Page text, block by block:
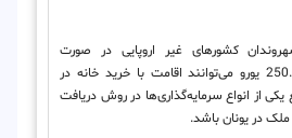
کشورهای غیر اروپایی در صورت
سرمایه‌گذاری حداقل 250.000 یورو می‌توانند اقامت با خرید خانه در
یکی از انواع سرمایه‌گذاری‌ها در روش دریافت
ملک در یونان باشد.